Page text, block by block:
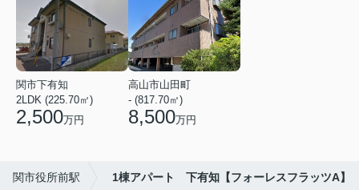
関市下有知
2LDK (225.70㎡)
2,500万円
高山市山田町
- (817.70㎡)
8,500万円
関市役所前駅 1棟アパート 下有知【フォーレスフラッツA】